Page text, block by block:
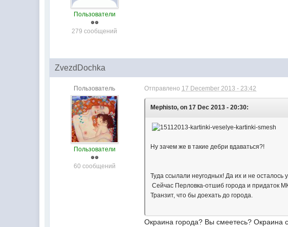
Пользователи
279 сообщений
ZvezdDochka
Пользователь
Пользователи
60 сообщений
Отправлено 17 December 2013 - 23:42
Mephisto, on 17 Dec 2013 - 20:30:
Ну зачем же в такие дебри вдаваться?!
Туда ссылали неугодных! Да их и не
Сейчас Перловка-отшиб города и придаток
Транзит, что бы доехать до города.
Окраина города? Вы смеетесь? Окраина